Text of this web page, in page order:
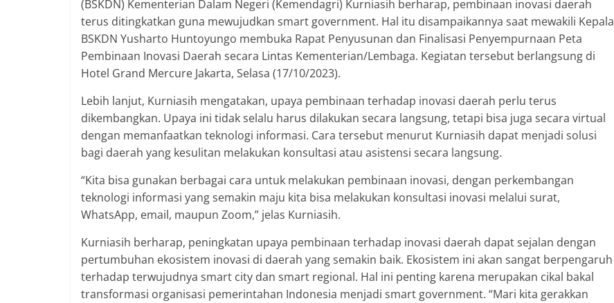
(BSKDN) Kementerian Dalam Negeri (Kemendagri) Kurniasih berharap, pembinaan inovasi daerah
terus ditingkatkan guna mewujudkan smart government. Hal itu disampaikannya saat mewakili Kepala
BSKDN Yusharto Huntoyungo membuka Rapat Penyusunan dan Finalisasi Penyempurnaan Peta
Pembinaan Inovasi Daerah secara Lintas Kementerian/Lembaga. Kegiatan tersebut berlangsung di
Hotel Grand Mercure Jakarta, Selasa (17/10/2023).
Lebih lanjut, Kurniasih mengatakan, upaya pembinaan terhadap inovasi daerah perlu terus
dikembangkan. Upaya ini tidak selalu harus dilakukan secara langsung, tetapi bisa juga secara virtual
dengan memanfaatkan teknologi informasi. Cara tersebut menurut Kurniasih dapat menjadi solusi
bagi daerah yang kesulitan melakukan konsultasi atau asistensi secara langsung.
“Kita bisa gunakan berbagai cara untuk melakukan pembinaan inovasi, dengan perkembangan
teknologi informasi yang semakin maju kita bisa melakukan konsultasi inovasi melalui surat,
WhatsApp, email, maupun Zoom,” jelas Kurniasih.
Kurniasih berharap, peningkatan upaya pembinaan terhadap inovasi daerah dapat sejalan dengan
pertumbuhan ekosistem inovasi di daerah yang semakin baik. Ekosistem ini akan sangat berpengaruh
terhadap terwujudnya smart city dan smart regional. Hal ini penting karena merupakan cikal bakal
transformasi organisasi pemerintahan Indonesia menjadi smart government. “Mari kita gerakkan